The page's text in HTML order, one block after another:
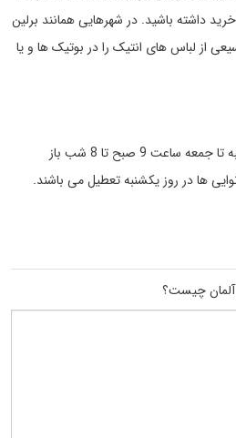
خرید داشته باشید. در شهرهایی همانند برلین
از لباس های انتیک را در بوتیک ها و یا
بیشتر مراکز خرید بزرگ، از دوشنبه تا جمعه ساعت 9 صبح تا 8 شب باز
ها در روز یکشنبه تعطیل می باشند.
آلمان چیست؟